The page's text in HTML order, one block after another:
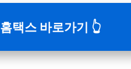
홈택스 바로가기 👆